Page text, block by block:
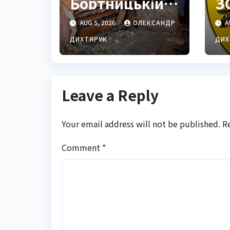
станції:
експерт
попередив
про
AUG 5, 2026
ОЛЕКСАНДР
ДИХТЯРУК
Leave a Reply
Your email address will not be published.
Comment *